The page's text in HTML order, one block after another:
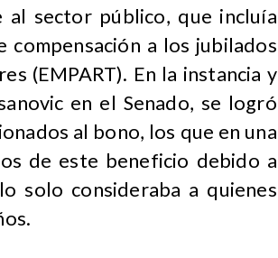
sector público, que incluía
compensación a los jubilados
(EMPART). En la instancia y
en el Senado, se logró
al bono, los que en una
de este beneficio debido a
solo consideraba a quienes